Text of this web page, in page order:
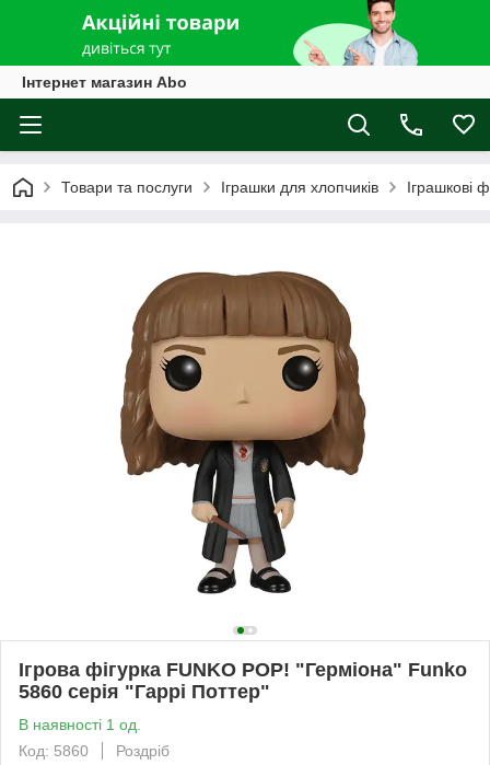
Інтернет магазин Abo
Товари та послуги Іграшки для хлопчиків Іграшкові
Ігрова фігурка FUNKO POP! "Герміона" Funko
5860 серія "Гаррі Поттер"
В наявності 1 од.
Код: 5860
Роздріб